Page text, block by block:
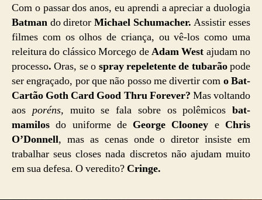
Com o passar dos anos, eu aprendi a apreciar a duologia
Batman do diretor Michael Schumacher.Assistir esses
filmes com os olhos de criança, ou vê-los como uma
releitura do clássico Morcego deAdam West ajudam no
processo.Oras, se o spray repeletente de tubarãopode
ser engraçado, por que não posso me divertir com o Bat-
Cartão Goth Card Good Thru Forever? Mas voltando
aos poréns, muito se fala sobre os polêmicos bat-
mamilos do uniforme de George Clooney e Chris
O’Donnell, mas as cenas onde o diretor insiste em
trabalhar seus closes nada discretos não ajudam muito
em sua defesa. O veredito? Cringe.